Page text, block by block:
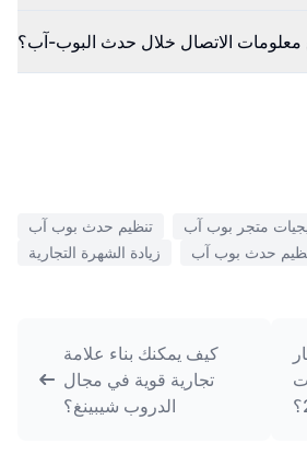
الاتصال خلال حدث البوب-آب؟
تنظيم حدث بوب آب
متجر بوب آب
زيادة الشهرة التجارية
حدث بوب آب
كيف يمكنك بناء علامة
تجارية قوية في مجال
الدروب شيبينغ؟